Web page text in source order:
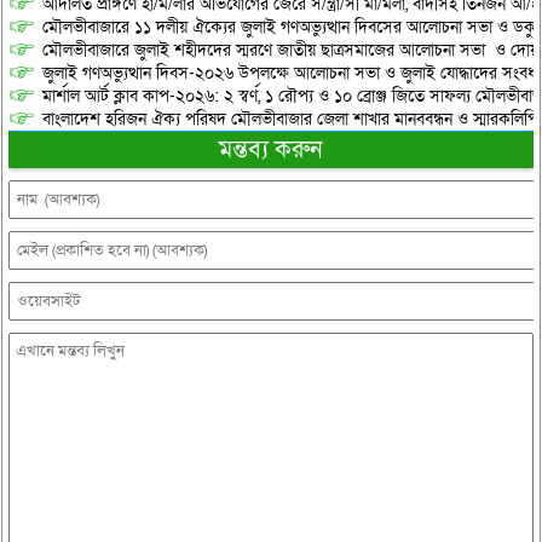
আদালত প্রাঙ্গণে হা/ম/লার অভিযোগের জেরে স/ন্ত্রা/সী মা/মলা, বাদীসহ তিনজন আ/
মৌলভীবাজারে ১১ দলীয় ঐক্যের জুলাই গণঅভ্যুত্থান দিবসের আলোচনা সভা ও
মৌলভীবাজারে জুলাই শহীদদের স্মরণে জাতীয় ছাত্রসমাজের আলোচনা সভা ও
জুলাই গণঅভ্যুত্থান দিবস-২০২৬ উপলক্ষে আলোচনা সভা ও জুলাই যোদ্ধাদের
মার্শাল আর্ট ক্লাব কাপ-২০২৬: ২ স্বর্ণ, ১ রৌপ্য ও ১০ ব্রোঞ্জ জিতে সাফল্য
বাংলাদেশ হরিজন ঐক্য পরিষদ মৌলভীবাজার জেলা শাখার মানববন্ধন ও স্মারকলিপি
মন্তব্য করুন